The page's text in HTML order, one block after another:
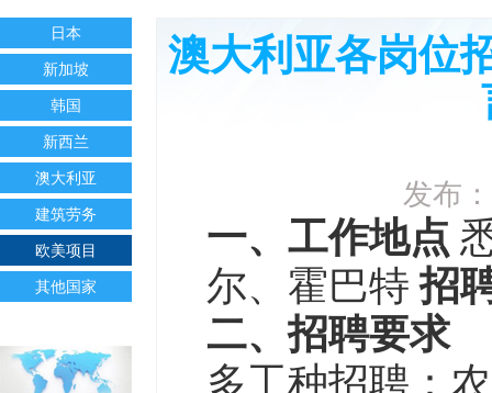
日本
新加坡
韩国
新西兰
澳大利亚
建筑劳务
欧美项目
其他国家
澳大利亚各岗位
发布
一、工作地点
尔、霍巴特招
二、招聘要求
多工种招聘：